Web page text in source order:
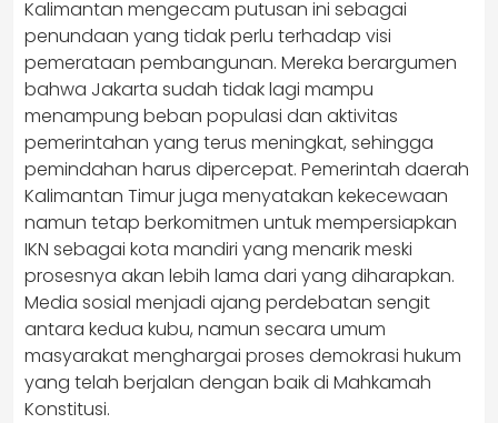
Kalimantan mengecam putusan ini sebagai
penundaan yang tidak perlu terhadap visi
pemerataan pembangunan. Mereka berargumen
bahwa Jakarta sudah tidak lagi mampu
menampung beban populasi dan aktivitas
pemerintahan yang terus meningkat, sehingga
pemindahan harus dipercepat. Pemerintah daerah
Kalimantan Timur juga menyatakan kekecewaan
namun tetap berkomitmen untuk mempersiapkan
IKN sebagai kota mandiri yang menarik meski
prosesnya akan lebih lama dari yang diharapkan.
Media sosial menjadi ajang perdebatan sengit
antara kedua kubu, namun secara umum
masyarakat menghargai proses demokrasi hukum
yang telah berjalan dengan baik di Mahkamah
Konstitusi.